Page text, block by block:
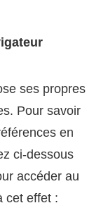
ses propres
Pour savoir
en
ci-dessous
accéder au
cet effet :